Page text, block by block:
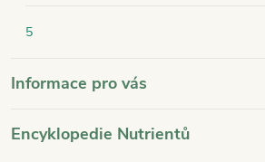
5
Informace pro vás
Encyklopedie Nutrientů